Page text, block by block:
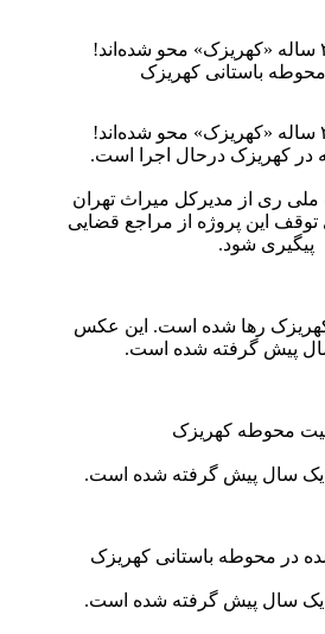
باستانی کهریزک
در کهریزک درحال اجرا است.
ملی ری از مدیرکل میراث تهران
این پروژه از مراجع قضایی
پیگیری شود.
کهریزک رها شده است. این عکس
پیش گرفته شده است.
محوطه کهریزک
یک سال پیش گرفته شده است.
در محوطه باستانی کهریزک
یک سال پیش گرفته شده است.